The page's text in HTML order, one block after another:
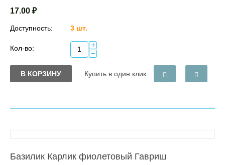
17.00 ₽
Доступность: 3 шт.
Кол-во:
+
−
В КОРЗИНУ Купить в один клик
Базилик Карлик фиолетовый Гавриш